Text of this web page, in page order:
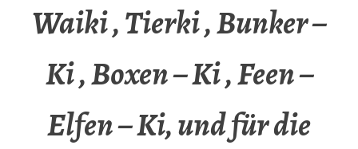
Waiki , Tierki , Bunker –
Ki , Boxen – Ki , Feen –
Elfen – Ki, und für die